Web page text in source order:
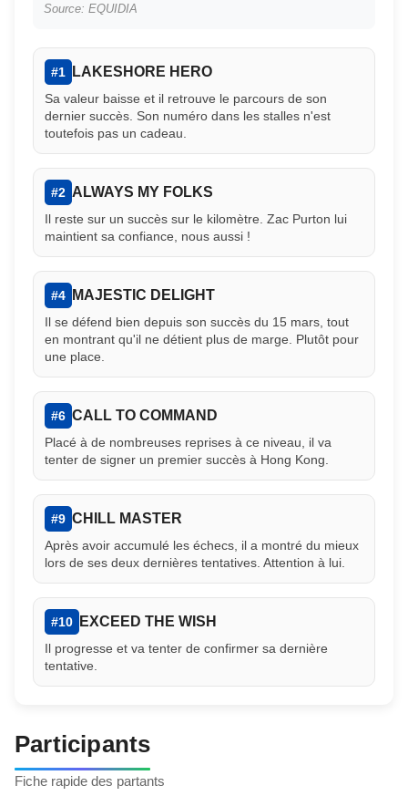
Source: EQUIDIA
#1 LAKESHORE HERO
Sa valeur baisse et il retrouve le parcours de son
dernier succès. Son numéro dans les stalles n'est
toutefois pas un cadeau.
#2 ALWAYS MY FOLKS
Il reste sur un succès sur le kilomètre. Zac Purton lui
maintient sa confiance, nous aussi !
#4 MAJESTIC DELIGHT
Il se défend bien depuis son succès du 15 mars, tout
en montrant qu'il ne détient plus de marge. Plutôt pour
une place.
#6 CALL TO COMMAND
Placé à de nombreuses reprises à ce niveau, il va
tenter de signer un premier succès à Hong Kong.
#9 CHILL MASTER
Après avoir accumulé les échecs, il a montré du mieux
lors de ses deux dernières tentatives. Attention à lui.
#10 EXCEED THE WISH
Il progresse et va tenter de confirmer sa dernière
tentative.
Participants
Fiche rapide des partants